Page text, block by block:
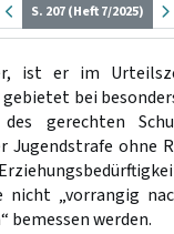
S. 207 (Heft 7/2025)
ist er im
gebietet bei
gerechten
Jugendstrafe ohne
nicht „vorrangig
bemessen werden.